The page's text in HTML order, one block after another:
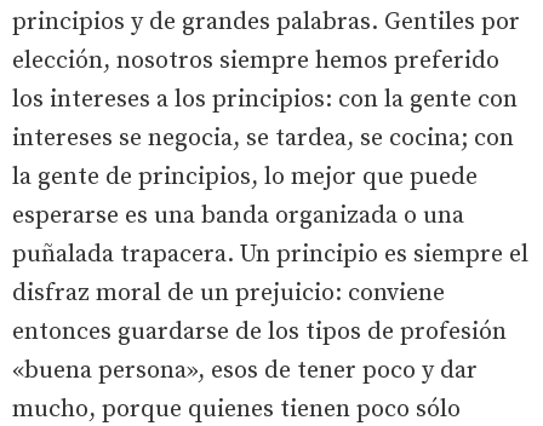
principios y de grandes palabras. Gentiles por
elección, nosotros siempre hemos preferido
los intereses a los principios: con la gente con
intereses se negocia, se tardea, se cocina; con
la gente de principios, lo mejor que puede
esperarse es una banda organizada o una
puñalada trapacera. Un principio es siempre el
disfraz moral de un prejuicio: conviene
entonces guardarse de los tipos de profesión
«buena persona», esos de tener poco y dar
mucho, porque quienes tienen poco sólo